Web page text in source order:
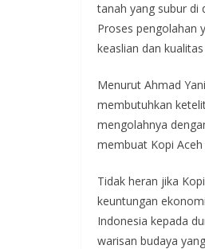
tanah yang subur di
Proses pengolahan
keaslian dan
Menurut Ahmad
membutuhkan
mengolahnya
membuat Kopi
Tidak heran jika
keuntungan
Indonesia kepada
warisan budaya